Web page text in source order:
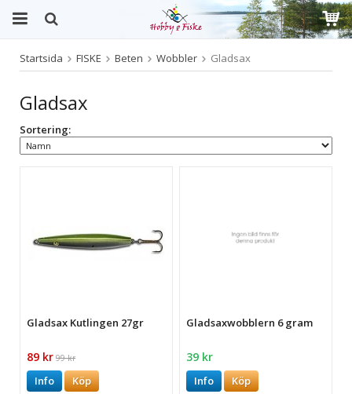
Produkten har blivit tillagd i varukorgen
Startsida FISKE Beten Wobbler Gladsax
Gladsax
Sortering:
Gladsax Kutlingen 27gr
89 kr 99 kr
Info Köp
Gladsaxwobblern 6 gram
39 kr
Info Köp